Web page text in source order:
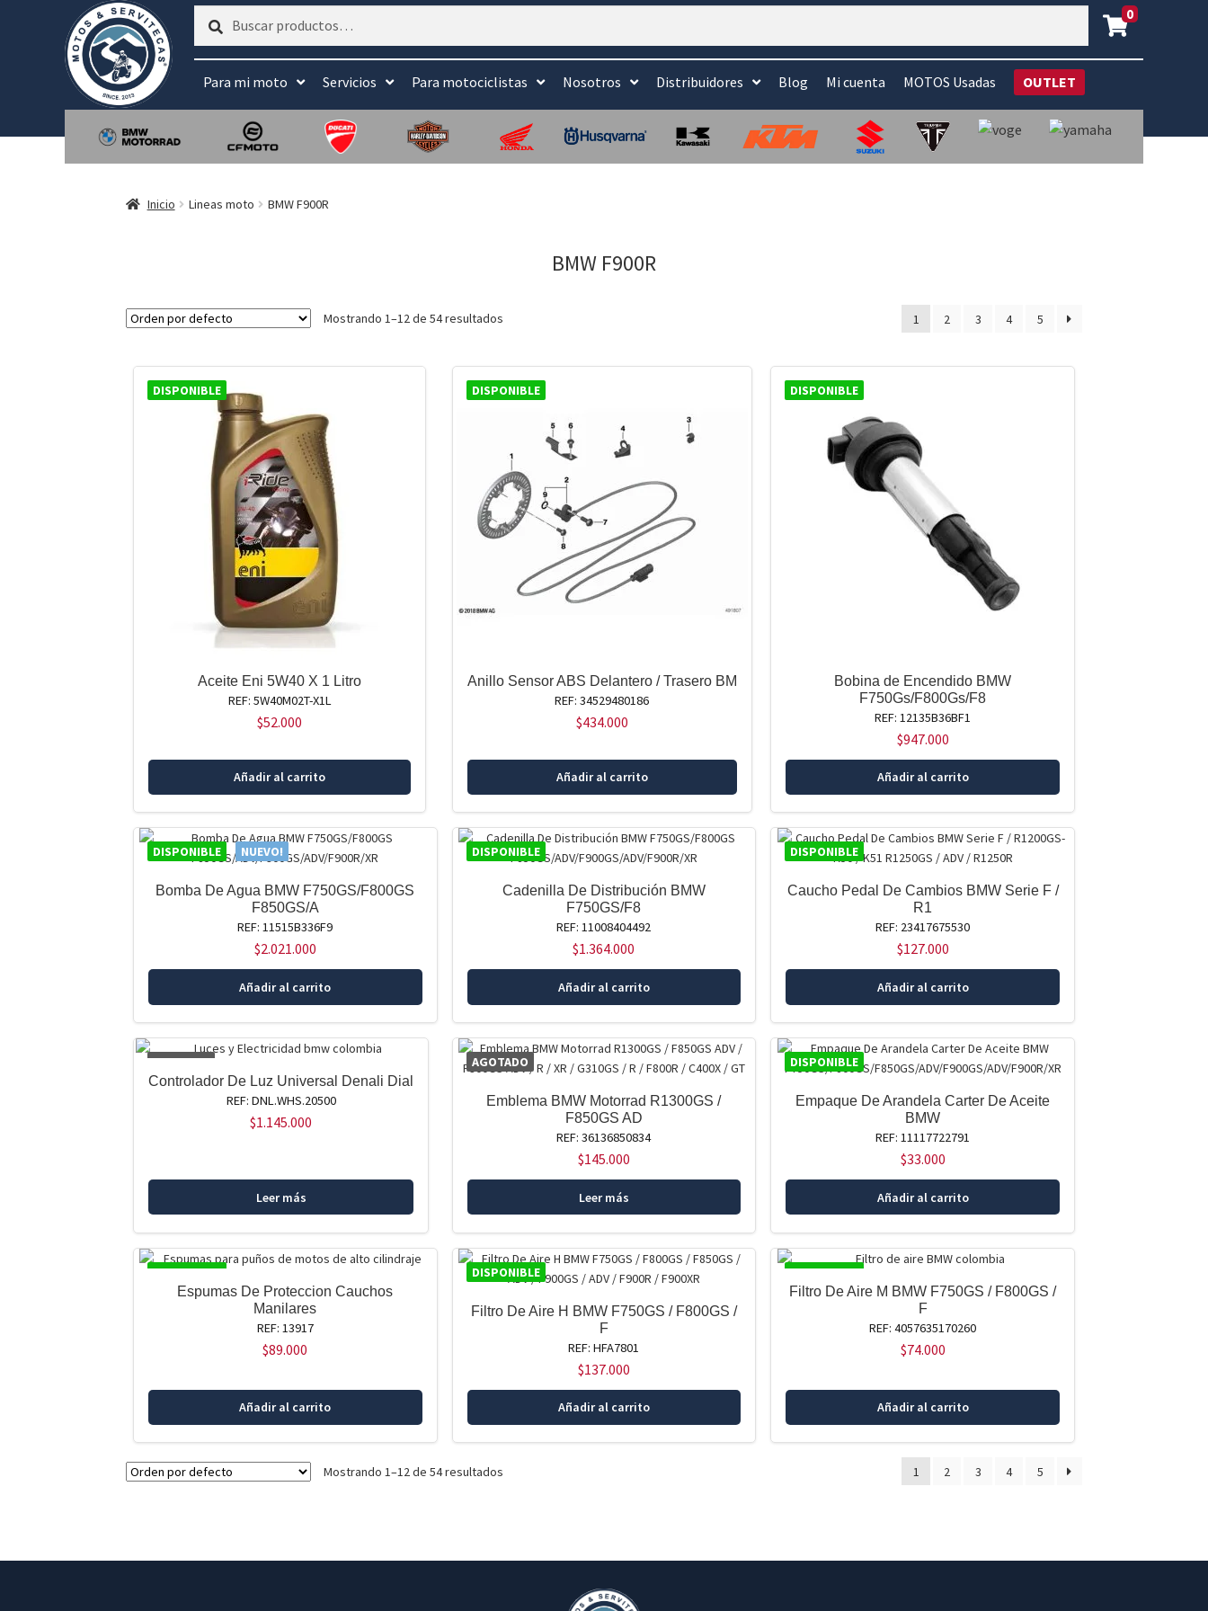
Buscar
Buscar 0
Para mi moto Servicios Para motociclistas Nosotros Distribuidores Blog Mi cuenta MOTOS Usadas OUTLET
Inicio Lineas moto BMW F900R
BMW F900R
Mostrando 1–12 de 54 resultados 1 2 3 4 5
DISPONIBLE
Aceite Eni 5W40 X 1 Litro
REF: 5W40M02T-X1L
$52.000
Añadir al carrito
DISPONIBLE
Anillo Sensor ABS Delantero / Trasero BM
REF: 34529480186
$434.000
Añadir al carrito
DISPONIBLE
Bobina de Encendido BMW
F750Gs/F800Gs/F8
REF: 12135B36BF1
$947.000
Añadir al carrito
DISPONIBLE NUEVO!
Bomba De Agua BMW F750GS/F800GS
F850GS/A
REF: 11515B336F9
$2.021.000
Añadir al carrito
DISPONIBLE
Cadenilla De Distribución BMW
F750GS/F8
REF: 11008404492
$1.364.000
Añadir al carrito
DISPONIBLE
Caucho Pedal De Cambios BMW Serie F /
R1
REF: 23417675530
$127.000
Añadir al carrito
AGOTADO
Controlador De Luz Universal Denali Dial
REF: DNL.WHS.20500
$1.145.000
Leer más
AGOTADO
Emblema BMW Motorrad R1300GS /
F850GS AD
REF: 36136850834
$145.000
Leer más
DISPONIBLE
Empaque De Arandela Carter De Aceite
BMW
REF: 11117722791
$33.000
Añadir al carrito
DISPONIBLE
Espumas De Proteccion Cauchos
Manilares
REF: 13917
$89.000
Añadir al carrito
DISPONIBLE
Filtro De Aire H BMW F750GS / F800GS /
F
REF: HFA7801
$137.000
Añadir al carrito
DISPONIBLE
Filtro De Aire M BMW F750GS / F800GS /
F
REF: 4057635170260
$74.000
Añadir al carrito
Mostrando 1–12 de 54 resultados 1 2 3 4 5